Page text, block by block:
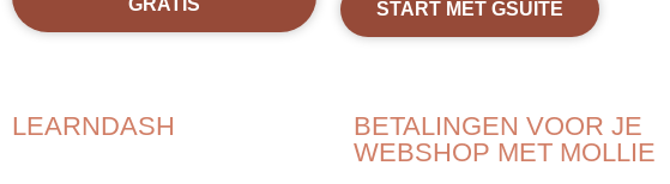
START MET GSUITE
LEARNDASH
BETALINGEN VOOR JE
WEBSHOP MET MOLLIE